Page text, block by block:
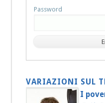
Password
VARIAZIONI SUL
I